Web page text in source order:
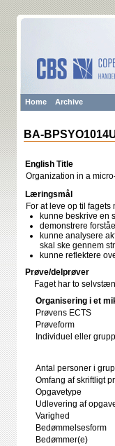
Home Archive
BA-
English Title
Organization in a
Læringsmål
For at leve op til
kunne beskrive en
demonstrere
kunne analysere
skal ske gennem
kunne reflektere
Prøve/delprøver
Faget har to
Organisering i et
Prøvens ECTS
Prøveform
Individuel eller
Antal personer i
Omfang af skriftligt
Opgavetype
Udlevering af
Varighed
Bedømmelsesform
Bedømmer(e)